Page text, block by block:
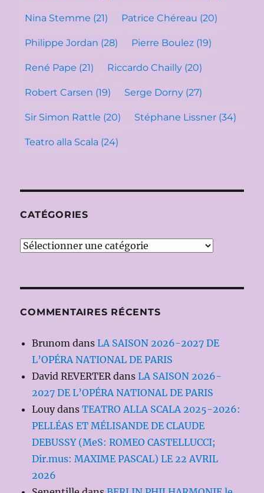
Nina Stemme (21) Patrice Chéreau (20)
Philippe Jordan (28) Pierre Boulez (19)
René Pape (21) Riccardo Chailly (20)
Robert Carsen (19) Serge Dorny (27)
Sir Simon Rattle (20) Stéphane Lissner (34)
Teatro alla Scala (24)
CATÉGORIES
Catégories
COMMENTAIRES RÉCENTS
Brunom dansLA SAISON 2026-2027 DE
L’OPÉRA NATIONAL DE PARIS
David REVERTERdansLA SAISON 2026-
2027 DE L’OPÉRA NATIONAL DE PARIS
LouydansTEATRO ALLA SCALA 2025-2026:
PELLÉAS ET MÉLISANDE DE CLAUDE
DEBUSSY (MeS: ROMEO CASTELLUCCI;
Dir.mus: MAXIME PASCAL) LE 22 AVRIL
2026